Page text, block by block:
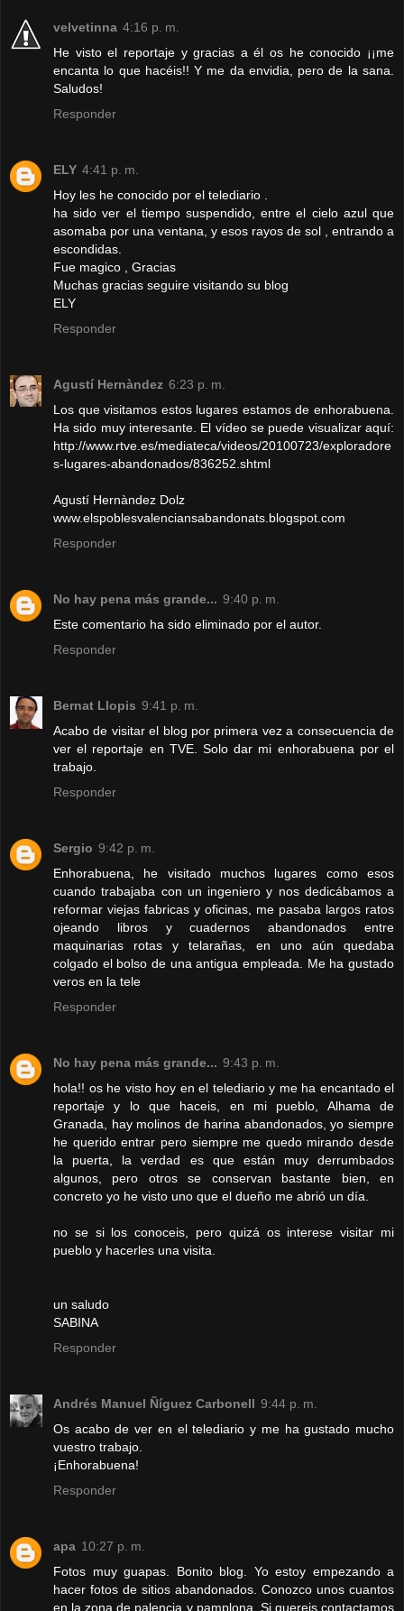
velvetinna 4:16 p. m.
He visto el reportaje y gracias a él os he conocido ¡¡me
encanta lo que hacéis!! Y me da envidia, pero de la sana.
Saludos!
Responder
ELY 4:41 p. m.
Hoy les he conocido por el telediario .
ha sido ver el tiempo suspendido, entre el cielo azul que
asomaba por una ventana, y esos rayos de sol , entrando a
escondidas.
Fue magico , Gracias
Muchas gracias seguire visitando su blog
ELY
Responder
Agustí Hernàndez 6:23 p. m.
Los que visitamos estos lugares estamos de enhorabuena.
Ha sido muy interesante. El vídeo se puede visualizar aquí:
http://www.rtve.es/mediateca/videos/20100723/exploradore
s-lugares-abandonados/836252.shtml
Agustí Hernàndez Dolz
www.elspoblesvalenciansabandonats.blogspot.com
Responder
No hay pena más grande... 9:40 p. m.
Este comentario ha sido eliminado por el autor.
Responder
Bernat Llopis 9:41 p. m.
Acabo de visitar el blog por primera vez a consecuencia de
ver el reportaje en TVE. Solo dar mi enhorabuena por el
trabajo.
Responder
Sergio 9:42 p. m.
Enhorabuena, he visitado muchos lugares como esos
cuando trabajaba con un ingeniero y nos dedicábamos a
reformar viejas fabricas y oficinas, me pasaba largos ratos
ojeando libros y cuadernos abandonados entre
maquinarias rotas y telarañas, en uno aún quedaba
colgado el bolso de una antigua empleada. Me ha gustado
veros en la tele
Responder
No hay pena más grande... 9:43 p. m.
hola!! os he visto hoy en el telediario y me ha encantado el
reportaje y lo que haceis, en mi pueblo, Alhama de
Granada, hay molinos de harina abandonados, yo siempre
he querido entrar pero siempre me quedo mirando desde
la puerta, la verdad es que están muy derrumbados
algunos, pero otros se conservan bastante bien, en
concreto yo he visto uno que el dueño me abrió un día.
no se si los conoceis, pero quizá os interese visitar mi
pueblo y hacerles una visita.
un saludo
SABINA
Responder
Andrés Manuel Ñíguez Carbonell 9:44 p. m.
Os acabo de ver en el telediario y me ha gustado mucho
vuestro trabajo.
¡Enhorabuena!
Responder
apa 10:27 p. m.
Fotos muy guapas. Bonito blog. Yo estoy empezando a
hacer fotos de sitios abandonados. Conozco unos cuantos
en la zona de palencia y pamplona. Si quereis contactamos